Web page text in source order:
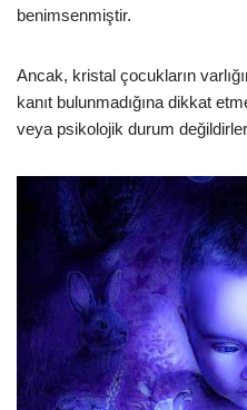
benimsenmiştir.
Ancak, kristal çocukların
kanıt bulunmadığına dikkat
veya psikolojik durum